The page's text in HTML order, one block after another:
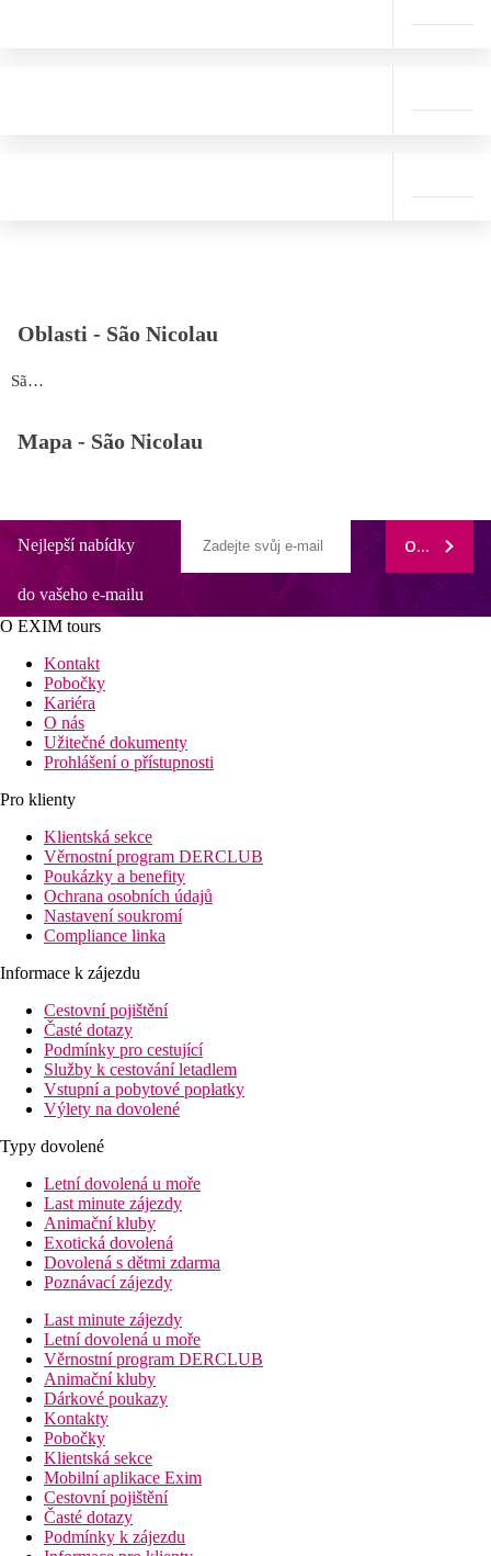
Oblasti - São Nicolau
São Nicolau
Mapa - São Nicolau
Nejlepší nabídky
do vašeho e-mailu
ODEBÍRAT
O EXIM tours
Kontakt
Pobočky
Kariéra
O nás
Užitečné dokumenty
Prohlášení o přístupnosti
Pro klienty
Klientská sekce
Věrnostní program DERCLUB
Poukázky a benefity
Ochrana osobních údajů
Nastavení soukromí
Compliance linka
Informace k zájezdu
Cestovní pojištění
Časté dotazy
Podmínky pro cestující
Služby k cestování letadlem
Vstupní a pobytové poplatky
Výlety na dovolené
Typy dovolené
Letní dovolená u moře
Last minute zájezdy
Animační kluby
Exotická dovolená
Dovolená s dětmi zdarma
Poznávací zájezdy
Last minute zájezdy
Letní dovolená u moře
Věrnostní program DERCLUB
Animační kluby
Dárkové poukazy
Kontakty
Pobočky
Klientská sekce
Mobilní aplikace Exim
Cestovní pojištění
Časté dotazy
Podmínky k zájezdu